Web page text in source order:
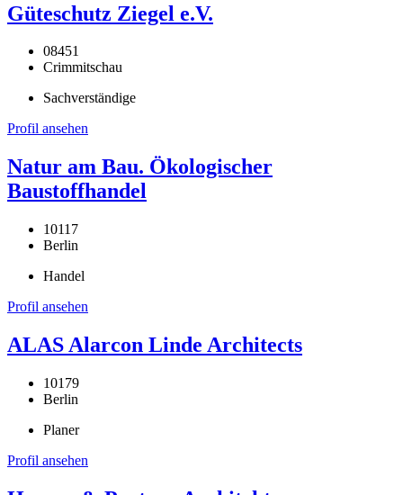
Güteschutz Ziegel e.V.
08451
Crimmitschau
Sachverständige
Profil ansehen
Natur am Bau. Ökologischer
Baustoffhandel
10117
Berlin
Handel
Profil ansehen
ALAS Alarcon Linde Architects
10179
Berlin
Planer
Profil ansehen